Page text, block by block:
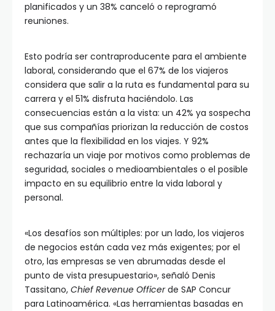
planificados y un 38% canceló o reprogramó
reuniones.
Esto podría ser contraproducente para el ambiente
laboral, considerando que el 67% de los viajeros
considera que salir a la ruta es fundamental para su
carrera y el 51% disfruta haciéndolo. Las
consecuencias están a la vista: un 42% ya sospecha
que sus compañías priorizan la reducción de costos
antes que la flexibilidad en los viajes. Y 92%
rechazaría un viaje por motivos como problemas de
seguridad, sociales o medioambientales o el posible
impacto en su equilibrio entre la vida laboral y
personal.
«Los desafíos son múltiples: por un lado, los viajeros
de negocios están cada vez más exigentes; por el
otro, las empresas se ven abrumadas desde el
punto de vista presupuestario», señaló Denis
Tassitano, Chief Revenue Officerde SAP Concur
para Latinoamérica. «Las herramientas basadas en